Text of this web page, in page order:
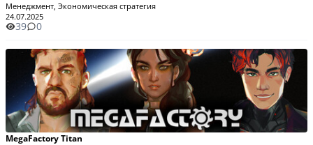
Менеджмент, Экономическая стратегия
24.07.2025
39 0
MegaFactory Titan